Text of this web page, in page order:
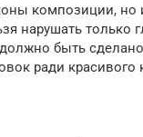
композиции, но
нарушать только
быть
ради